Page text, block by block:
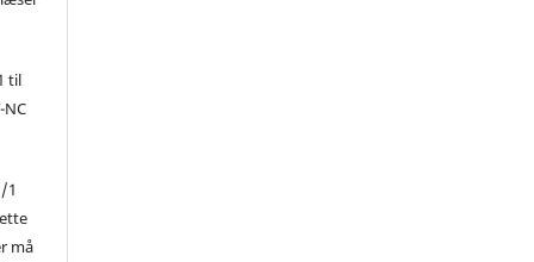
til
NC
1
må